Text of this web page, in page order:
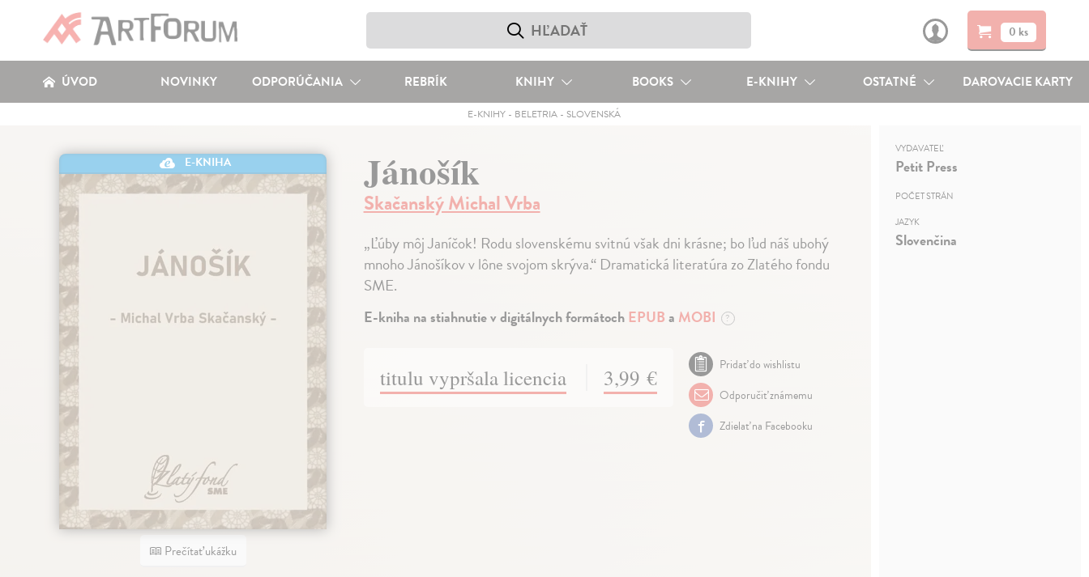
0 ks
ÚVOD NOVINKY ODPORÚČANIA REBRÍK KNIHY BOOKS E-KNIHY OSTATNÉ DAROVACIE KARTY
E-KNIHY - BELETRIA - SLOVENSKÁ
E-KNIHA
Prečítať ukážku
Jánošík
Skačanský Michal Vrba
„Ľúby môj Janíčok! Rodu slovenskému svitnú však dni krásne; bo ľud náš ubohý
mnoho Jánošíkov v lône svojom skrýva.“ Dramatická literatúra zo Zlatého fondu
SME.
E-kniha na stiahnutie v digitálnych formátochEPUBa MOBI ?
titulu vypršala licencia 3,99 €
Pridať do wishlistu
Odporučiť známemu
Zdielať na Facebooku
VYDAVATEĽ
Petit Press
POČET STRÁN
JAZYK
Slovenčina